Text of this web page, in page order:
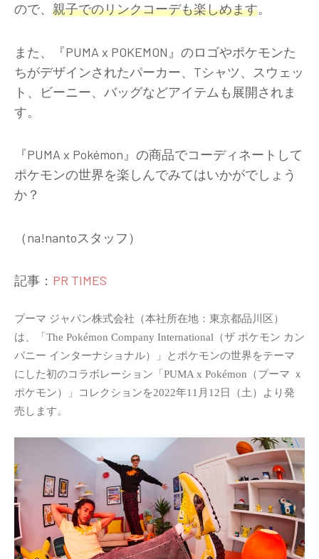
ので、 親子でのリンクコーデも楽しめます。
また、『PUMA x POKEMON』のロゴやポケモンた
ちがデザインされたパーカー、Tシャツ、スウェッ
ト、ビーニー、バッグなどアイテムも展開されま
す。
『PUMA x Pokémon』の商品でコーディネートして
ポケモンの世界を楽しんでみてはいかがでしょう
か？
（na!nantoスタッフ）
記事： PR TIMES
プーマ ジャパン株式会社（本社所在地：東京都品川区）
は、「The Pokémon Company International（ザ ポケモン カン
パニー インターナショナル）」とポケモンの世界をテーマ
にした初のコラボレーション「PUMA x Pokémon（プーマ ｘ
ポケモン）」コレクションを2022年11月12日（土）より発
売します。